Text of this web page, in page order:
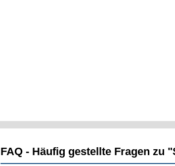
FAQ - Häufig gestellte Fragen zu